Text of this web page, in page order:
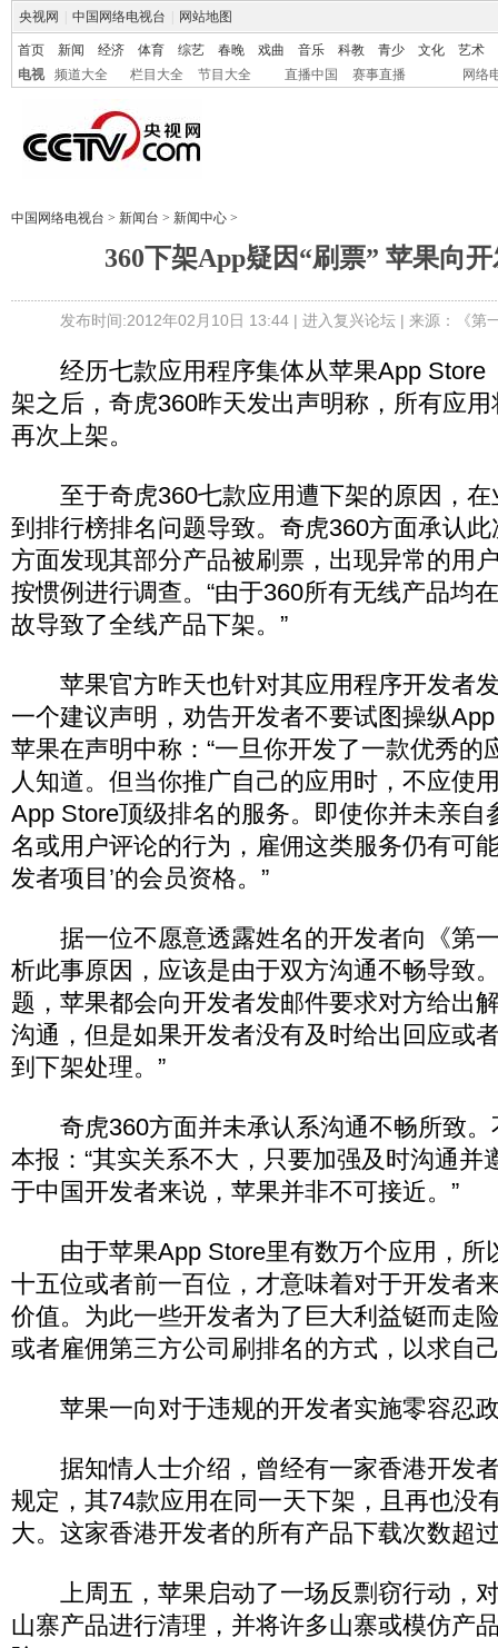
央视网 中国网络电视台 网站地图
首页 新闻 经济 体育 综艺 春晚 戏曲 音乐 科教 青少 文化
艺术
电视
频道大全 栏目大全 节目大全 直播中国 赛事直播 网络
中国网络电视台 > 新闻台 > 新闻中心 >
360下架App疑因“刷票” 苹果向
发布时间:2012年02月10日 13:44 | 进入复兴论坛| 来源：《第
经历七款应用程序集体从苹果App Store
架之后，奇虎360昨天发出声明称，所有应
再次上架。
至于奇虎360七款应用遭下架的原因，在
到排行榜排名问题导致。奇虎360方面承认
方面发现其部分产品被刷票，出现异常的用
按惯例进行调查。“由于360所有无线产品均
故导致了全线产品下架。”
苹果官方昨天也针对其应用程序开发者
一个建议声明，劝告开发者不要试图操纵
苹果在声明中称：“一旦你开发了一款优秀的
人知道。但当你推广自己的应用时，不应使
App Store顶级排名的服务。即使你并未亲自
名或用户评论的行为，雇佣这类服务仍有可
发者项目’的会员资格。”
据一位不愿意透露姓名的开发者向《第
析此事原因，应该是由于双方沟通不畅导致
题，苹果都会向开发者发邮件要求对方给出
沟通，但是如果开发者没有及时给出回应或
到下架处理。”
奇虎360方面并未承认系沟通不畅所致。
本报：“其实关系不大，只要加强及时沟通并
于中国开发者来说，苹果并非不可接近。”
由于苹果App Store里有数万个应用，所
十五位或者前一百位，才意味着对于开发者
价值。为此一些开发者为了巨大利益铤而走
或者雇佣第三方公司刷排名的方式，以求自
苹果一向对于违规的开发者实施零容忍
据知情人士介绍，曾经有一家香港开发
规定，其74款应用在同一天下架，且再也没
大。这家香港开发者的所有产品下载次数超
上周五，苹果启动了一场反剽窃行动，
山寨产品进行清理，并将许多山寨或模仿产